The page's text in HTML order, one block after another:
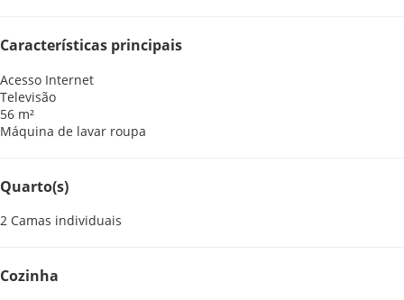
Características principais
Acesso Internet
Televisão
56 m²
Máquina de lavar roupa
Quarto(s)
2 Camas individuais
Cozinha